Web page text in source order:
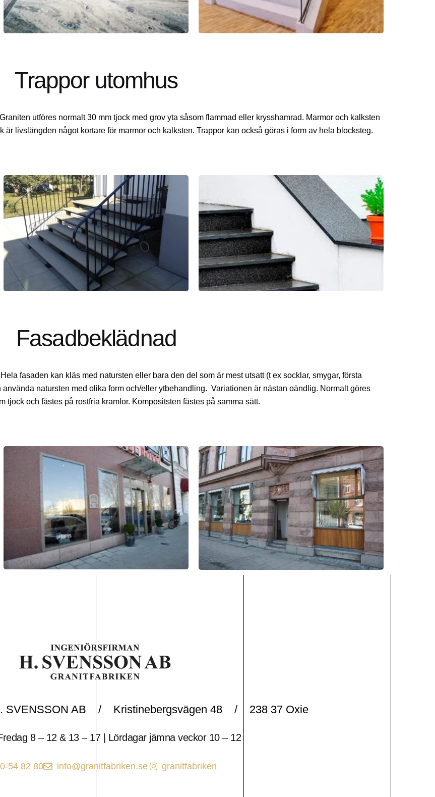
Trappor utomhus
utföres normalt 30 mm tjock med grov yta såsom flammad eller krysshamrad. Marmor och kalksten
är livslängden något kortare för marmor och kalksten. Trappor kan också göras i form av hela blocksteg.
Fasadbeklädnad
fasaden kan kläs med natursten eller bara den del som är mest utsatt (t ex socklar, smygar, första
natursten med olika form och/eller ytbehandling. Variationen är nästan oändlig. Normalt göres
tjock och fästes på rostfria kramlor. Kompositsten fästes på samma sätt.
SVENSSON AB / Kristinebergsvägen 48 / 238 37 Oxie
8 – 12 & 13 – 17 | Lördagar jämna veckor 10 – 12
54 82 80 info@granitfabriken.se granitfabriken